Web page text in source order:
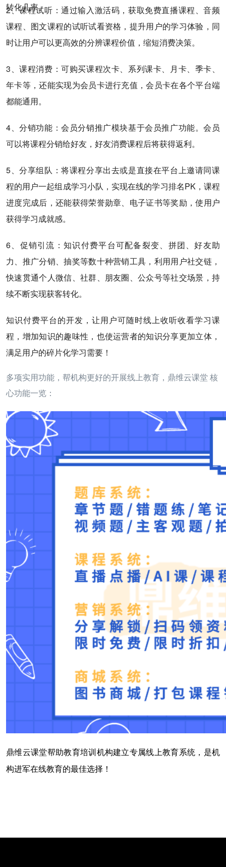
转化几率。
2、课程试听：通过输入激活码，获取免费直播课程、音频
课程、图文课程的试听试看资格，提升用户的学习体验，同
时让用户可以更高效的分辨课程价值，缩短消费决策。
3、课程消费：可购买课程次卡、系列课卡、月卡、季卡、
年卡等，还能实现为会员卡进行充值，会员卡在各个平台端
都能通用。
4、分销功能：会员分销推广模块基于会员推广功能。会员
可以将课程分销给好友，好友消费课程后将获得返利。
5、分享组队：将课程分享出去或是直接在平台上邀请同课
程的用户一起组成学习小队，实现在线的学习排名PK，课程
进度完成后，还能获得荣誉勋章、电子证书等奖励，使用户
获得学习成就感。
6、促销引流：知识付费平台可配备裂变、拼团、好友助
力、推广分销、抽奖等数十种营销工具，利用用户社交链，
快速贯通个人微信、社群、朋友圈、公众号等社交场景，持
续不断实现获客转化。
知识付费平台的开发，让用户可随时线上收听收看学习课
程，增加知识的趣味性，也使运营者的知识分享更加立体，
满足用户的碎片化学习需要！
多项实用功能，帮机构更好的开展线上教育，鼎维云课堂 核
心功能一览：
鼎维云课堂帮助教育培训机构建立专属线上教育系统，是机
构进军在线教育的最佳选择！